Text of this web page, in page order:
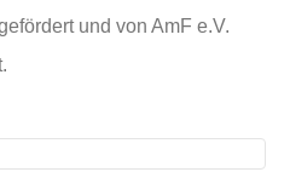
und von AmF e.V.